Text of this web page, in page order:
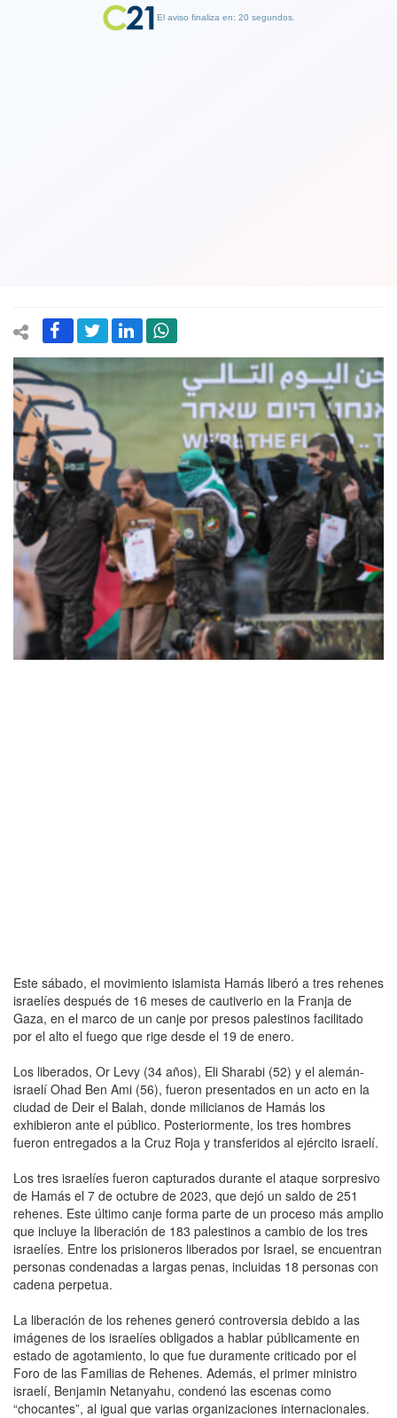
Este sábado, el movimiento islamista Hamás liberó a tres rehenes
israelíes después de 16 meses de cautiverio en la Franja de
Gaza, en el marco de un canje por presos palestinos facilitado
por el alto el fuego que rige desde el 19 de enero.
Los liberados, Or Levy (34 años), Eli Sharabi (52) y el alemán-
israelí Ohad Ben Ami (56), fueron presentados en un acto en la
ciudad de Deir el Balah, donde milicianos de Hamás los
exhibieron ante el público. Posteriormente, los tres hombres
fueron entregados a la Cruz Roja y transferidos al ejército israelí.
Los tres israelíes fueron capturados durante el ataque sorpresivo
de Hamás el 7 de octubre de 2023, que dejó un saldo de 251
rehenes. Este último canje forma parte de un proceso más amplio
que incluye la liberación de 183 palestinos a cambio de los tres
israelíes. Entre los prisioneros liberados por Israel, se encuentran
personas condenadas a largas penas, incluidas 18 personas con
cadena perpetua.
La liberación de los rehenes generó controversia debido a las
imágenes de los israelíes obligados a hablar públicamente en
estado de agotamiento, lo que fue duramente criticado por el
Foro de las Familias de Rehenes. Además, el primer ministro
israelí, Benjamin Netanyahu, condenó las escenas como
“chocantes”, al igual que varias organizaciones internacionales.
El aviso finaliza en: 19 segundos.